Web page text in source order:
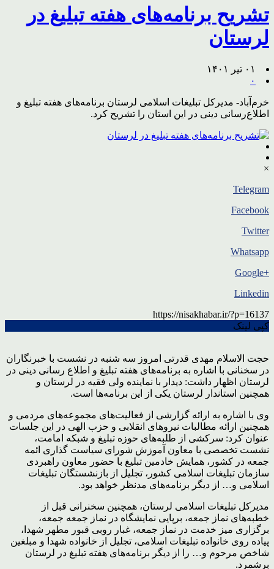
تشریح برنامه‌های هفته تبلیغ در
لرستان
۰۱ تیر ۱۴۰۱
۰
خرم‌آباد- مدیرکل تبلیغات اسلامی لرستان برنامه‌های هفته تبلیغ و
اطلاع‌رسانی دینی در این استان را تشریح کرد.
×
Telegram
Facebook
Twitter
Whatsapp
+Google
Linkedin
https://nisakhabar.ir/?p=16137
کپی لینک
حجت الاسلام مهدی قدرتی امروز سه شنبه در نشست با خبرنگاران
در سخنانی با اشاره به برنامه‌های هفته تبلیغ و اطلاع رسانی دینی در
لرستان اظهار داشت: دیدار با نماینده ولی فقیه در لرستان و
همچنین استاندار لرستان یکی از این برنامه‌ها است.
وی با اشاره به ارائه گزارشی از فعالیت‌های مجموعه‌های مردمی و
همچنین ارائه مطالبات نیروهای انقلابی و حزب الهی در این جلسات
عنوان کرد: سرکشی از طلبه‌های حوزه تبلیغ و شبکه امامت،
نشست تخصصی با معاون آموزش شورای سیاست گذاری ائمه
جمعه در کشور، همایش خادمین تبلیغ با حضور معاون راهبردی
سازمان تبلیغات اسلامی کشور، تجلیل از بازنشستگان تبلیغات
اسلامی و… از دیگر برنامه‌های مدنظر خواهد بود.
مدیرکل تبلیغات اسلامی لرستان، همچنین سخنرانی قبل از
خطبه‌های نماز جمعه، برپایی نمایشگاه در نماز جمعه جمعه،
برگزاری میز خدمت در نماز جمعه، غبار روبی قبور مطهر شهدا،
پیاده روی خانواده تبلیغات اسلامی، تجلیل از خانواده شهدا و مبلغین
شاخص مرحوم و… را از دیگر برنامه‌های هفته تبلیغ در لرستان
برشمرد.